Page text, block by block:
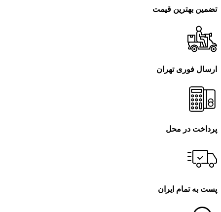
تضمین بهترین قیمت
ارسال فوری تهران
پرداخت در محل
پست به تمام ایران